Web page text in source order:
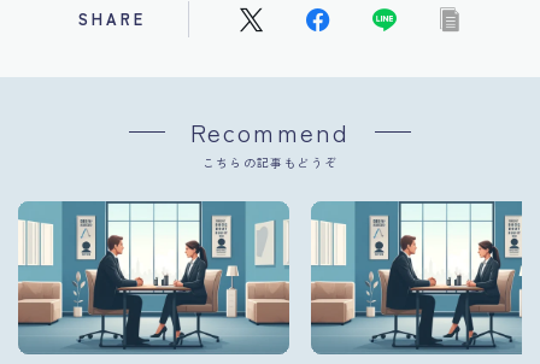
SHARE
Recommend
こちらの記事もどうぞ